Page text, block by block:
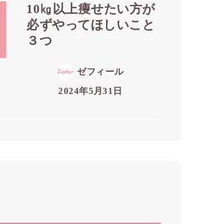
10㎏以上痩せたい方が
必ずやってほしいこと
３つ
ゼフィール
2024年5月31日